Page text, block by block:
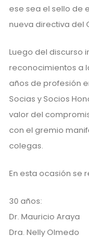
ese sea el sello de
nueva directiva del
Luego del discurso
reconocimientos a
años de profesión
Socias y Socios
valor del
con el gremio
colegas.
En esta ocasión se
30 años:
Dr. Mauricio Araya
Dra. Nelly Olmedo